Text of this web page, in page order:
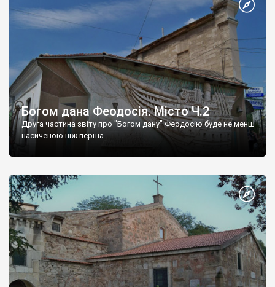
Богом дана Феодосія. Місто Ч.2
Друга частина звіту про "Богом дану" Феодосію буде не менш
насиченою ніж перша.